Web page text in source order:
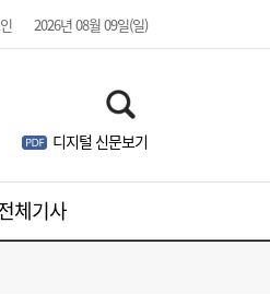
2026년 08월 09일(일)
디지털 신문보기
체기사